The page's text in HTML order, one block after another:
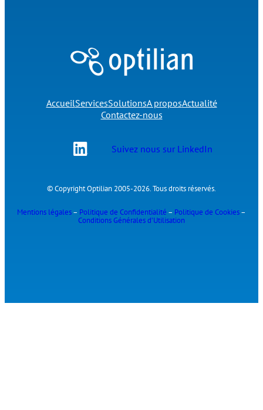
AccueilServicesSolutionsA proposActualité
Contactez-nous
Suivez nous sur LinkedIn
© Copyright Optilian 2005-2026. Tous droits réservés.
Mentions légales– Politique de Confidentialité – Politique de Cookies–
Conditions Générales d’Utilisation